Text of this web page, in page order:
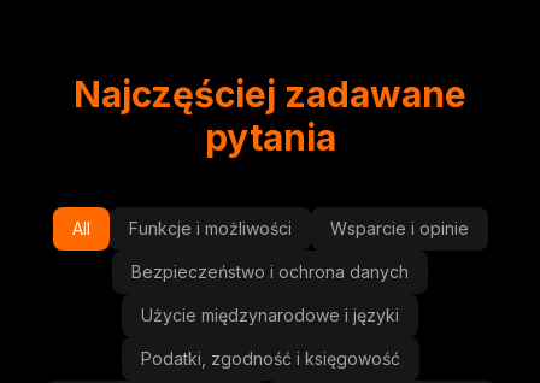
Najczęściej zadawane
pytania
All Funkcje i możliwości Wsparcie i opinie
Bezpieczeństwo i ochrona danych
Użycie międzynarodowe i języki
Podatki, zgodność i księgowość